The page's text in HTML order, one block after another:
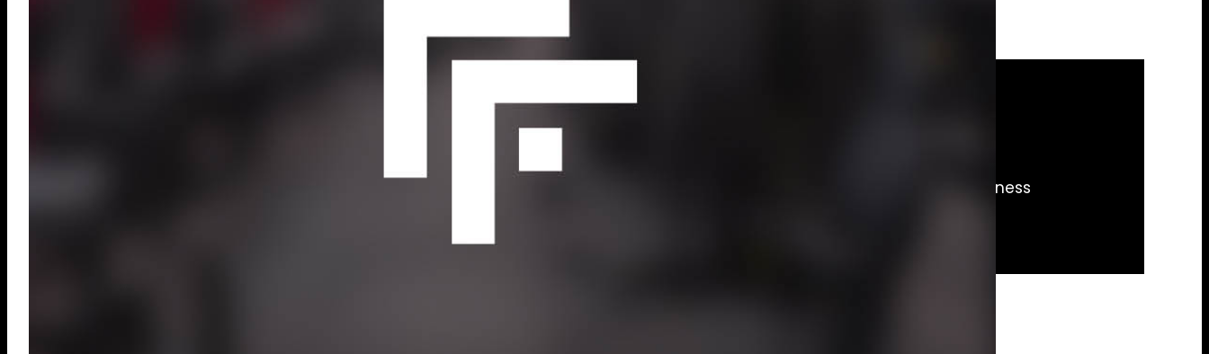
– ČLANSTVO U SVIM THE FITNESS KLUBOVIMA
Trenirajte kada god želite, u kojem god klubu želite! S ovim članstvom ostvarujete neograničen pristup svim THE Fitness